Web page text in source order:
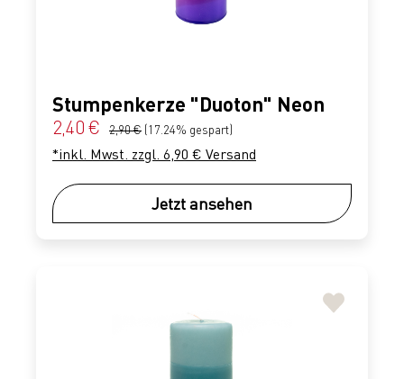
Stumpenkerze "Duoton" Neon
Verkaufspreis:
2,40 € Regulärer Preis:
2,90 € (17.24% gespart)
*inkl. Mwst. zzgl. 6,90 € Versand
Jetzt ansehen